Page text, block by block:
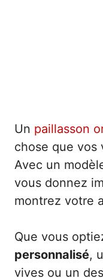
Un paillasson
chose que vos
Avec un
vous donnez
montrez votre
Que vous
personnalisé,
vives ou un